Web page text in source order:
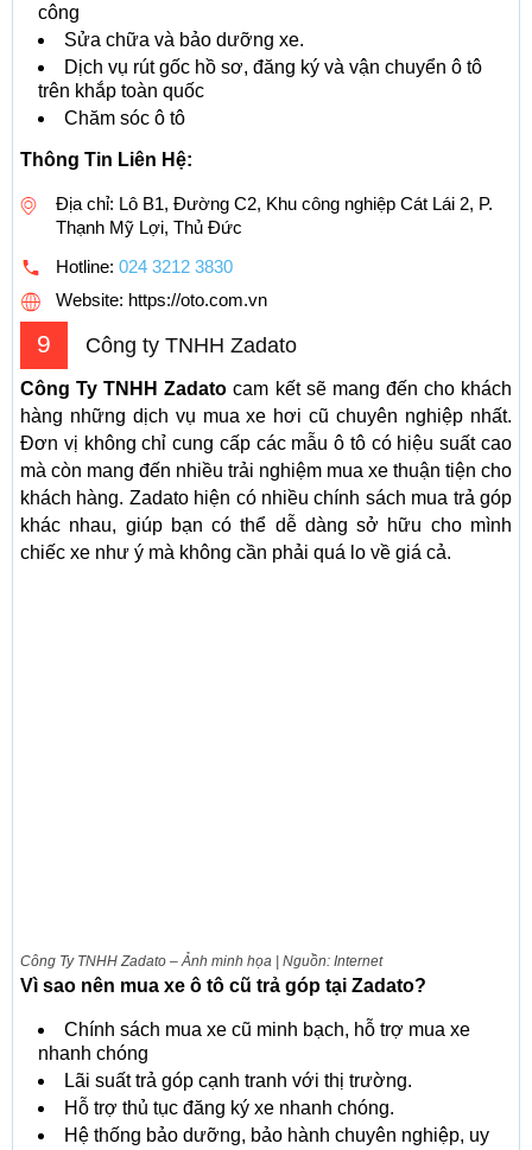
công
Sửa chữa và bảo dưỡng xe.
Dịch vụ rút gốc hồ sơ, đăng ký và vận chuyển ô tô
trên khắp toàn quốc
Chăm sóc ô tô
Thông Tin Liên Hệ:
Địa chỉ: Lô B1, Đường C2, Khu công nghiệp Cát Lái 2, P.
Thạnh Mỹ Lợi, Thủ Đức
Hotline: 024 3212 3830
Website: https://oto.com.vn
9 Công ty TNHH Zadato
Công Ty TNHH Zadato cam kết sẽ mang đến cho khách
hàng những dịch vụ mua xe hơi cũ chuyên nghiệp nhất.
Đơn vị không chỉ cung cấp các mẫu ô tô có hiệu suất cao
mà còn mang đến nhiều trải nghiệm mua xe thuận tiện cho
khách hàng. Zadato hiện có nhiều chính sách mua trả góp
khác nhau, giúp bạn có thể dễ dàng sở hữu cho mình
chiếc xe như ý mà không cần phải quá lo về giá cả.
Công Ty TNHH Zadato – Ảnh minh họa | Nguồn: Internet
Vì sao nên mua xe ô tô cũ trả góp tại Zadato?
Chính sách mua xe cũ minh bạch, hỗ trợ mua xe
nhanh chóng
Lãi suất trả góp cạnh tranh với thị trường.
Hỗ trợ thủ tục đăng ký xe nhanh chóng.
Hệ thống bảo dưỡng, bảo hành chuyên nghiệp, uy